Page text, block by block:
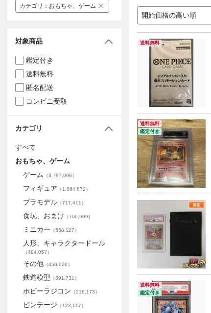
開始価格の高い順
送料無料
送料無料
鑑定付き
送料無料
鑑定付き
カテゴリ ： おもちゃ、ゲーム
対象商品
鑑定付き
送料無料
匿名配送
コンビニ受取
カテゴリ
すべて
おもちゃ、ゲーム
ゲーム
（3,797,098）
フィギュア （1,664,672）
プラモデル （717,411 ）
食玩、おまけ （706,609）
ミニカー （558,127）
人形、キャラクタードール
（484,057）
その他 （450,026）
鉄道模型 （391,731 ）
ホビーラジコン （218,173）
ビンテージ （123,117）